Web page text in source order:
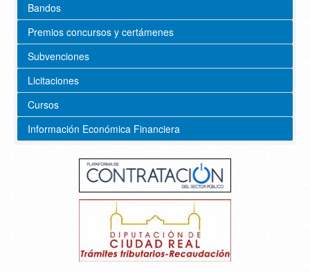
Bandos
Premios concursos y certámenes
Subvenciones
Licitaciones
Cursos
Información Económica Financiera